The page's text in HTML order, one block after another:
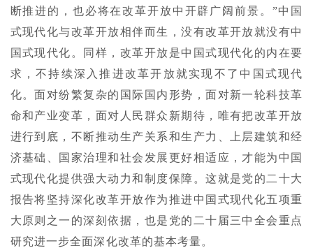
断推进的，也必将在改革开放中开辟广阔前景。”中国
式现代化与改革开放相伴而生，没有改革开放就没有中
国式现代化。同样，改革开放是中国式现代化的内在要
求，不持续深入推进改革开放就实现不了中国式现代
化。面对纷繁复杂的国际国内形势，面对新一轮科技革
命和产业变革，面对人民群众新期待，唯有把改革开放
进行到底，不断推动生产关系和生产力、上层建筑和经
济基础、国家治理和社会发展更好相适应，才能为中国
式现代化提供强大动力和制度保障。这就是党的二十大
报告将坚持深化改革开放作为推进中国式现代化五项重
大原则之一的深刻依据，也是党的二十届三中全会重点
研究进一步全面深化改革的基本考量。